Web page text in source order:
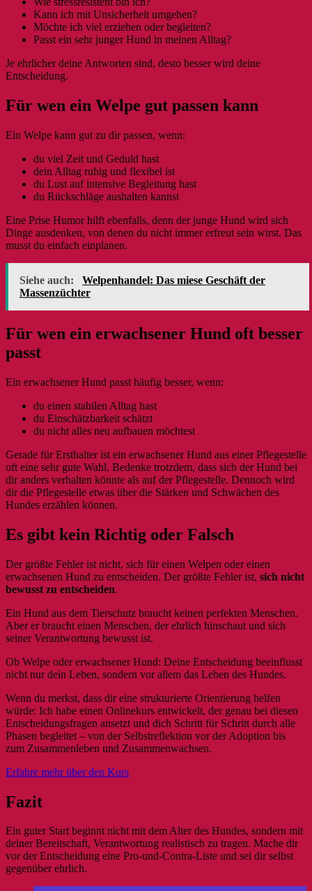
Kann ich mit Unsicherheit umgehen?
Möchte ich viel erziehen oder begleiten?
Passt ein sehr junger Hund in meinen Alltag?
Je ehrlicher deine Antworten sind, desto besser wird deine
Entscheidung.
Für wen ein Welpe gut passen kann
Ein Welpe kann gut zu dir passen, wenn:
du viel Zeit und Geduld hast
dein Alltag ruhig und flexibel ist
du Lust auf intensive Begleitung hast
du Rückschläge aushalten kannst
Eine Prise Humor hilft ebenfalls, denn der junge Hund wird sich
Dinge ausdenken, von denen du nicht immer erfreut sein wirst. Das
musst du einfach einplanen.
Siehe auch:
Welpenhandel: Das miese Geschäft der
Massenzüchter
Für wen ein erwachsener Hund oft besser
passt
Ein erwachsener Hund passt häufig besser, wenn:
du einen stabilen Alltag hast
du Einschätzbarkeit schätzt
du nicht alles neu aufbauen möchtest
Gerade für Ersthalter ist ein erwachsener Hund aus einer Pflegestelle
oft eine sehr gute Wahl. Bedenke trotzdem, dass sich der Hund bei
dir anders verhalten könnte als auf der Pflegestelle. Dennoch wird
dir die Pflegestelle etwas über die Stärken und Schwächen des
Hundes erzählen können.
Es gibt kein Richtig oder Falsch
Der größte Fehler ist nicht, sich für einen Welpen oder einen
erwachsenen Hund zu entscheiden. Der größte Fehler ist, sich nicht
bewusst zu entscheiden.
Ein Hund aus dem Tierschutz braucht keinen perfekten Menschen.
Aber er braucht einen Menschen, der ehrlich hinschaut und sich
seiner Verantwortung bewusst ist.
Ob Welpe oder erwachsener Hund: Deine Entscheidung beeinflusst
nicht nur dein Leben, sondern vor allem das Leben des Hundes.
Wenn du merkst, dass dir eine strukturierte Orientierung helfen
würde: Ich habe einen Onlinekurs entwickelt, der genau bei diesen
Entscheidungsfragen ansetzt und dich Schritt für Schritt durch alle
Phasen begleitet – von der Selbstreflektion vor der Adoption bis
zum Zusammenleben und Zusammenwachsen.
Erfahre mehr über den Kurs
Fazit
Ein guter Start beginnt nicht mit dem Alter des Hundes, sondern mit
deiner Bereitschaft, Verantwortung realistisch zu tragen. Mache dir
vor der Entscheidung eine Pro-und-Contra-Liste und sei dir selbst
gegenüber ehrlich.